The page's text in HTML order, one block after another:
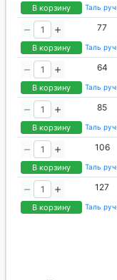
В корзину Таль
В корзину
77
Таль
В корзину
64
Таль
В корзину
85
Таль
В корзину
106
Таль
В корзину
127
Таль